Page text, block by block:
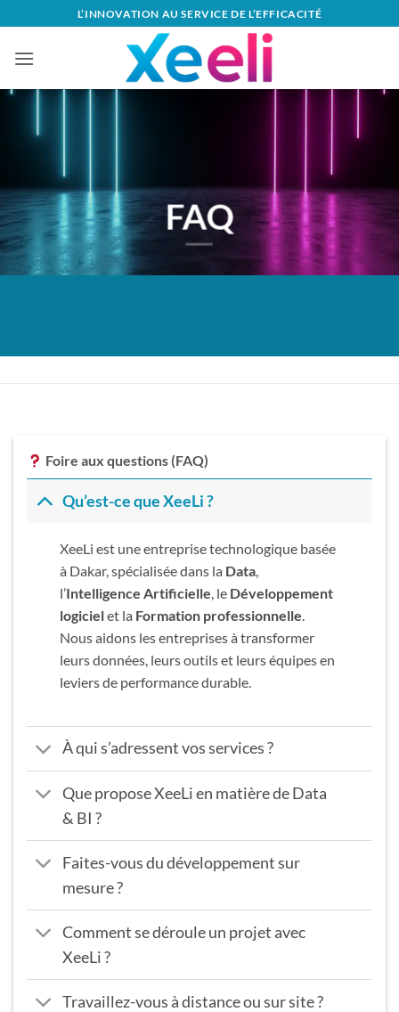
au
contenu
L’INNOVATION AU SERVICE DE L’EFFICACITÉ
FAQ
Foire aux questions (FAQ)
Qu’est-ce que XeeLi ?
XeeLi est une entreprise technologique basée
à Dakar, spécialisée dans la Data,
l’Intelligence Artificielle, le Développement
logicielet la Formation professionnelle.
Nous aidons les entreprises à transformer
leurs données, leurs outils et leurs équipes en
leviers de performance durable.
À qui s’adressent vos services ?
Que propose XeeLi en matière de Data
& BI ?
Faites-vous du développement sur
mesure ?
Comment se déroule un projet avec
XeeLi ?
Travaillez-vous à distance ou sur site ?